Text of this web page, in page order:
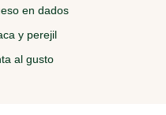
en dados
y perejil
al gusto